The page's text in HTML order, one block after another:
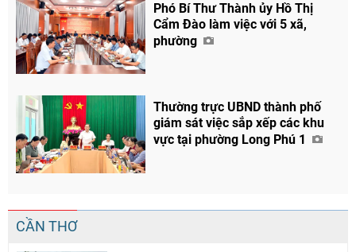
Chia sẻ
Phó Bí Thư Thành ủy Hồ Thị
Cẩm Đào làm việc với 5 xã,
phường
Thường trực UBND thành phố
giám sát việc sắp xếp các khu
vực tại phường Long Phú 1
CẦN THƠ